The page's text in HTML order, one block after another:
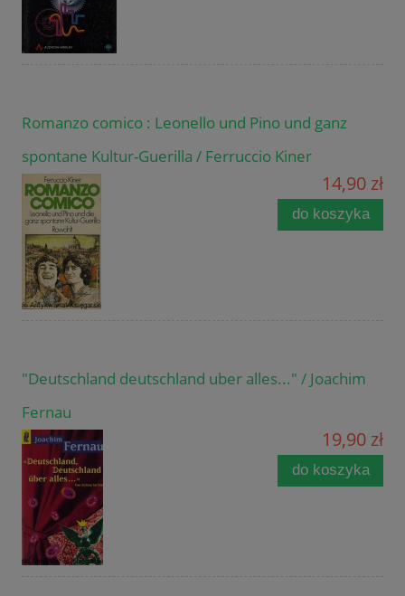
Romanzo comico : Leonello und Pino und ganz
spontane Kultur-Guerilla / Ferruccio Kiner
14,90 zł
do koszyka
"Deutschland deutschland uber alles..." / Joachim
Fernau
19,90 zł
do koszyka